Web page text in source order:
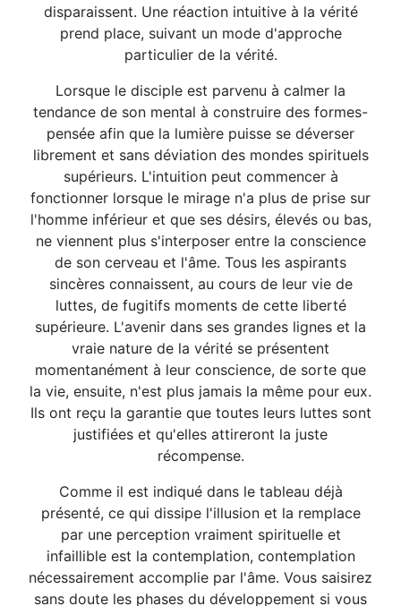
disparaissent. Une réaction intuitive à la vérité
prend place, suivant un mode d'approche
particulier de la vérité.
Lorsque le disciple est parvenu à calmer la
tendance de son mental à construire des formes-
pensée afin que la lumière puisse se déverser
librement et sans déviation des mondes spirituels
supérieurs. L'intuition peut commencer à
fonctionner lorsque le mirage n'a plus de prise sur
l'homme inférieur et que ses désirs, élevés ou bas,
ne viennent plus s'interposer entre la conscience
de son cerveau et l'âme. Tous les aspirants
sincères connaissent, au cours de leur vie de
luttes, de fugitifs moments de cette liberté
supérieure. L'avenir dans ses grandes lignes et la
vraie nature de la vérité se présentent
momentanément à leur conscience, de sorte que
la vie, ensuite, n'est plus jamais la même pour eux.
Ils ont reçu la garantie que toutes leurs luttes sont
justifiées et qu'elles attireront la juste
récompense.
Comme il est indiqué dans le tableau déjà
présenté, ce qui dissipe l'illusion et la remplace
par une perception vraiment spirituelle et
infaillible est la contemplation, contemplation
nécessairement accomplie par l'âme. Vous saisirez
sans doute les phases du développement si vous